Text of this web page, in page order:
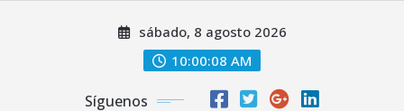
sábado, 8 agosto 2026
10:00:09 AM
Síguenos